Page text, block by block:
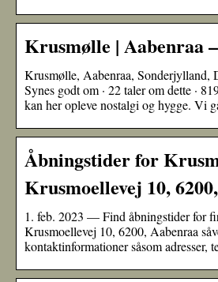
Krusmølle | Aabenraa
Krusmølle, Aabenraa, Sonderjylland,
Synes godt om · 22 taler om dette ·
kan her opleve nostalgi og hygge. Vi
Åbningstider for
Krusmoellevej 10,
1. feb. 2023 — Find åbningstider for
Krusmoellevej 10, 6200, Aabenraa
kontaktinformationer såsom adresser,